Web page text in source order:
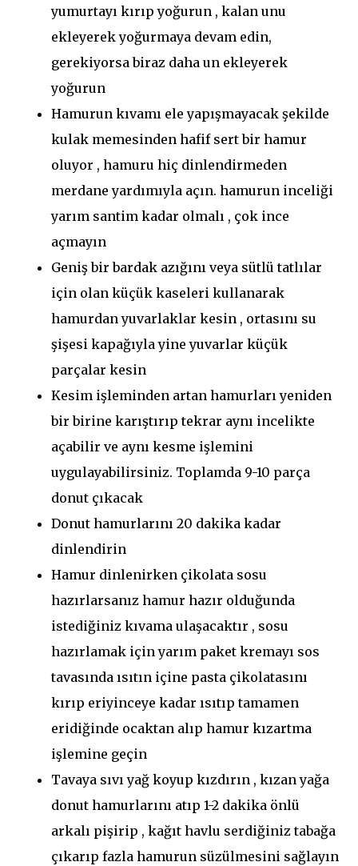
yumurtayı kırıp yoğurun , kalan unu
ekleyerek yoğurmaya devam edin,
gerekiyorsa biraz daha un ekleyerek
yoğurun
Hamurun kıvamı ele yapışmayacak şekilde
kulak memesinden hafif sert bir hamur
oluyor , hamuru hiç dinlendirmeden
merdane yardımıyla açın. hamurun inceliği
yarım santim kadar olmalı , çok ince
açmayın
Geniş bir bardak azığını veya sütlü tatlılar
için olan küçük kaseleri kullanarak
hamurdan yuvarlaklar kesin , ortasını su
şişesi kapağıyla yine yuvarlar küçük
parçalar kesin
Kesim işleminden artan hamurları yeniden
bir birine karıştırıp tekrar aynı incelikte
açabilir ve aynı kesme işlemini
uygulayabilirsiniz. Toplamda 9-10 parça
donut çıkacak
Donut hamurlarını 20 dakika kadar
dinlendirin
Hamur dinlenirken çikolata sosu
hazırlarsanız hamur hazır olduğunda
istediğiniz kıvama ulaşacaktır , sosu
hazırlamak için yarım paket kremayı sos
tavasında ısıtın içine pasta çikolatasını
kırıp eriyinceye kadar ısıtıp tamamen
eridiğinde ocaktan alıp hamur kızartma
işlemine geçin
Tavaya sıvı yağ koyup kızdırın , kızan yağa
donut hamurlarını atıp 1-2 dakika önlü
arkalı pişirip , kağıt havlu serdiğiniz tabağa
çıkarıp fazla hamurun süzülmesini sağlayın